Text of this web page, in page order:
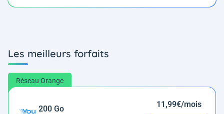
Les meilleurs forfaits
Réseau Orange
200 Go
11,99€/mois